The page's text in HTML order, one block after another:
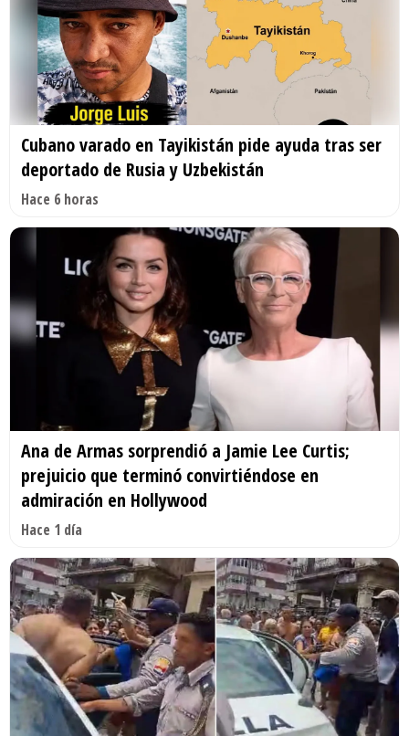
Cubano varado en Tayikistán pide ayuda tras ser
deportado de Rusia y Uzbekistán
Hace 6 horas
Ana de Armas sorprendió a Jamie Lee Curtis;
prejuicio que terminó convirtiéndose en
admiración en Hollywood
Hace 1 día